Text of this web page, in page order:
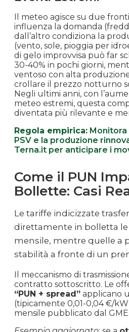
Dicembre
2022
€ 0.295
Novembre
2022
€ 0.225
Ottobre
2022
€ 0.211
Settembre
2022
€ 0.430
2022
€ 0.543
Luglio
€ 0.442
Giugno
2022
€ 0.271
Maggio
2022
€ 0.230
Aprile
Il meteo agisce su due
influenza la domanda
dall’altro condiziona la
(vento, sole, pioggia per
di gelo improvvisa può far
30-40% in pochi giorni,
ventoso con alta
crollare il prezzo notturno
Negli ultimi anni, con
meteo estremi, questa
diventata più rilevante e
Regola empirica: Monitora
PSV e la produzione
Terna.it per anticipare i
Come il PUN
Bollette: Casi
Le tariffe indicizzate
direttamente in bolletta le
mensile, mentre quelle a
stabilità a fronte di un
Il meccanismo di
contratto sottoscritto. Le
“PUN + spread” applicano
(tipicamente 0,01-0,04 €/
mensile pubblicato dal GME.